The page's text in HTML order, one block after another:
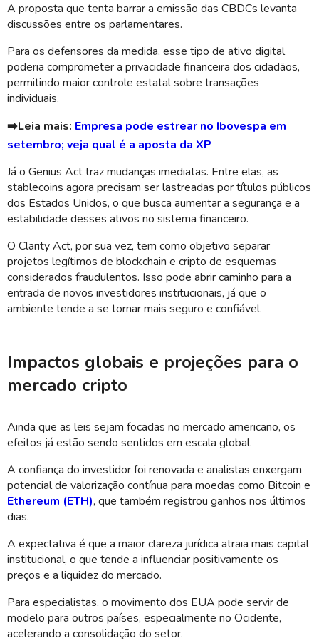
A proposta que tenta barrar a emissão das CBDCs levanta
discussões entre os parlamentares.
Para os defensores da medida, esse tipo de ativo digital
poderia comprometer a privacidade financeira dos cidadãos,
permitindo maior controle estatal sobre transações
individuais.
➡️Leia mais: Empresa pode estrear no Ibovespa em
setembro; veja qual é a aposta da XP
Já o Genius Act traz mudanças imediatas. Entre elas, as
stablecoins agora precisam ser lastreadas por títulos públicos
dos Estados Unidos, o que busca aumentar a segurança e a
estabilidade desses ativos no sistema financeiro.
O Clarity Act, por sua vez, tem como objetivo separar
projetos legítimos de blockchain e cripto de esquemas
considerados fraudulentos. Isso pode abrir caminho para a
entrada de novos investidores institucionais, já que o
ambiente tende a se tornar mais seguro e confiável.
Impactos globais e projeções para o
mercado cripto
Ainda que as leis sejam focadas no mercado americano, os
efeitos já estão sendo sentidos em escala global.
A confiança do investidor foi renovada e analistas enxergam
potencial de valorização contínua para moedas como Bitcoin e
Ethereum (ETH), que também registrou ganhos nos últimos
dias.
A expectativa é que a maior clareza jurídica atraia mais capital
institucional, o que tende a influenciar positivamente os
preços e a liquidez do mercado.
Para especialistas, o movimento dos EUA pode servir de
modelo para outros países, especialmente no Ocidente,
acelerando a consolidação do setor.